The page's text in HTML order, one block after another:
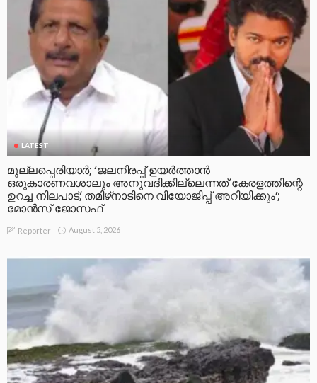
LATEST
മുല്ലപ്പെരിയാര്‍; ‘ജലനിരപ്പ് ഉയര്‍ത്താന്‍
ഒരുകാരണവശാലും അനുവദിക്കില്ലെന്നത് കേരളത്തിന്റെ
ഉറച്ച നിലപാട്; തമിഴ്‌നാടിനെ വിയോജിപ്പ് അറിയിക്കും’;
മോന്‍സ് ജോസഫ്
Reporter August 5, 2026